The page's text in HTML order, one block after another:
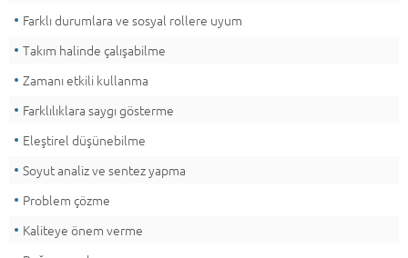
Farklı durumlara ve sosyal rollere uyum
Takım halinde çalışabilme
Zamanı etkili kullanma
Farklılıklara saygı gösterme
Eleştirel düşünebilme
Soyut analiz ve sentez yapma
Problem çözme
Kaliteye önem verme